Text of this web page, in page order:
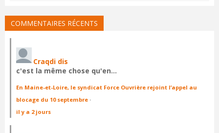
COMMENTAIRES RÉCENTS
Craqdi dis
c'est la même chose qu'en…
En Maine-et-Loire, le syndicat Force Ouvrière rejoint l’appel au
blocage du 10 septembre ·
il y a 2 jours